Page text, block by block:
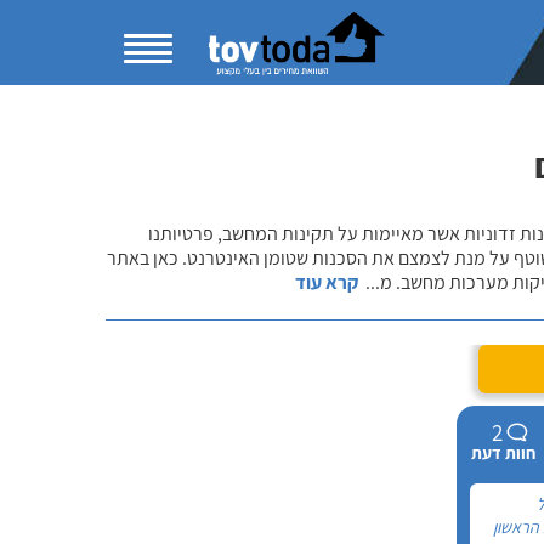
זדוניות אשר מאיימות על תקינות המחשב, פרטיותנו
על מנת לצמצם את הסכנות שטומן האינטרנט. כאן באתר
מערכות מחשב. מ... קרא עוד
2
חוות דעת
הראשון